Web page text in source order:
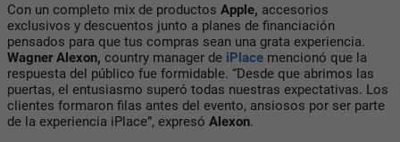
Con un completo mix de productos Apple, accesorios
exclusivos y descuentos junto a planes de financiación
pensados para que tus compras sean una grata experiencia.
Wagner Alexon, country manager de iPlace mencionó que la
respuesta del público fue formidable. “Desde que abrimos las
puertas, el entusiasmo superó todas nuestras expectativas. Los
clientes formaron filas antes del evento, ansiosos por ser parte
de la experiencia iPlace”, expresó Alexon.